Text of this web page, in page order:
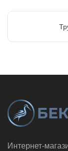
Интернет-